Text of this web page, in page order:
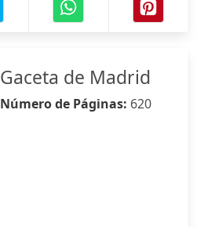
Gaceta de Madrid
Número de Páginas: 620